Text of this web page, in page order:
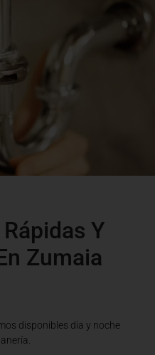
Y
Zumaia
disponibles día y noche